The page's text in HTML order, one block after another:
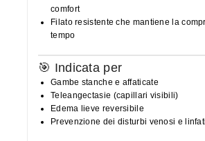
comfort
Filato resistente che mantiene la
tempo
🎯 Indicata per
Gambe stanche e affaticate
Teleangectasie (capillari visibili)
Edema lieve reversibile
Prevenzione dei disturbi venosi e